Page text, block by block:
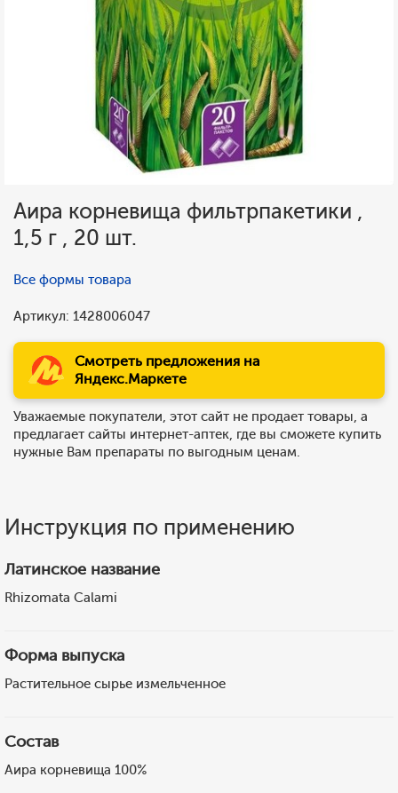
Аира корневища фильтрпакетики ,
1,5 г , 20 шт.
Все формы товара
Артикул: 1428006047
Смотреть предложения на
Яндекс.Маркете
Уважаемые покупатели, этот сайт не продает товары, а
предлагает сайты интернет-аптек, где вы сможете купить
нужные Вам препараты по выгодным ценам.
Инструкция по применению
Латинское название
Rhizomata Саlami
Форма выпуска
Растительное сырье измельченное
Состав
Аира корневища 100%